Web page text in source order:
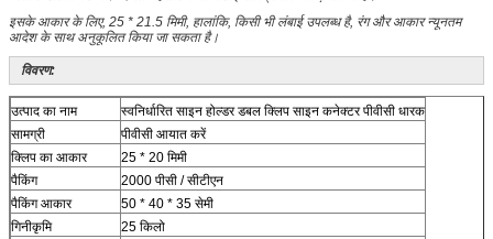
इसके आकार के लिए, 25 * 21.5 मिमी, हालांकि, किसी भी लंबाई उपलब्ध है, रंग और आकार न्यूनतम
आदेश के साथ अनुकूलित किया जा सकता है।
विवरण:
उत्पाद का नाम
स्वनिर्धारित साइन होल्डर डबल क्लिप साइन कनेक्टर पीवीसी धारक
सामग्री
पीवीसी आयात करें
क्लिप का आकार
25 * 20 मिमी
पैकिंग
2000 पीसी / सीटीएन
पैकिंग आकार
50 * 40 * 35 सेमी
गिनीकृमि
25 किलो